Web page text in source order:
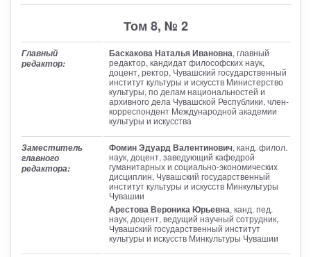
Том 8, № 2
Главный
редактор:
Баскакова Наталья Ивановна, главный
редактор, кандидат философских наук,
доцент, ректор, Чувашский государственный
институт культуры и искусств Министерство
культуры, по делам национальностей и
архивного дела Чувашской Республики, член-
корреспондент Международной академии
культуры и искусства
Заместитель
главного
редактора:
Фомин Эдуард Валентинович, канд. филол.
наук, доцент, заведующий кафедрой
гуманитарных и социально-экономических
дисциплин, Чувашский государственный
институт культуры и искусств Минкультуры
Чувашии
Арестова Вероника Юрьевна, канд. пед.
наук, доцент, ведущий научный сотрудник,
Чувашский государственный институт
культуры и искусств Минкультуры Чувашии